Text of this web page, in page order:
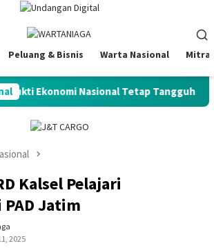
Peluang & Bisnis Warta Nasional Mitra
Nasional Tetap Tangguh di Tengah
Kalsel Pelajari
Jatim
2025